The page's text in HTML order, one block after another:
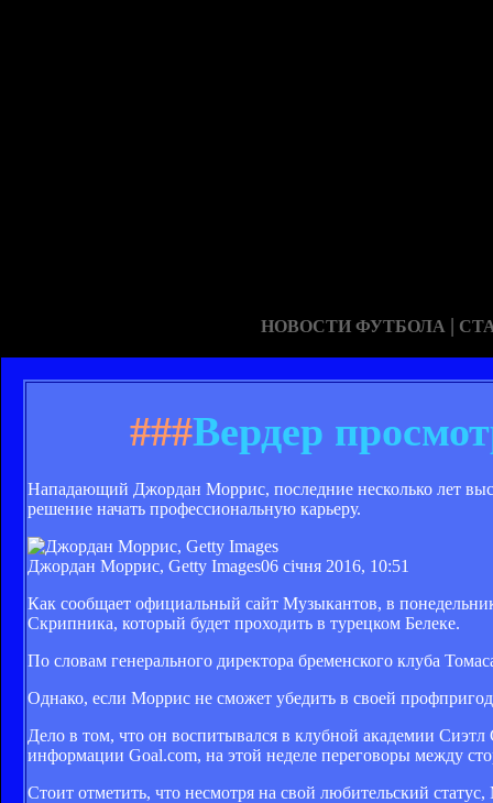
НОВОСТИ ФУТБОЛА |
###Вердер
Нападающий Джордан Моррис, последние несколько лет
решение начать профессиональную карьеру.
Джордан Моррис, Getty Images06 січня 2016, 10:51
Как сообщает официальный сайт Музыкантов, в
Скрипника, который будет проходить в турецком Белеке.
По словам генерального директора бременского клуба
Однако, если Моррис не сможет убедить в своей
Дело в том, что он воспитывался в клубной академии
информации Goal.com, на этой неделе переговоры между
Стоит отметить, что несмотря на свой любительский